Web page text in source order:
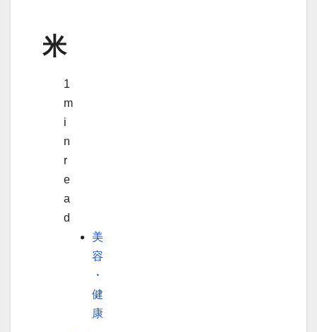
米
1
m
i
n
r
e
a
d
美
容
・
健
康